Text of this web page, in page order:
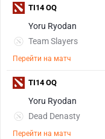
Yoru Ryodan
Team Slayers
Перейти на матч
TI14 OQ
Yoru Ryodan
Dead Denasty
Перейти на матч
TI14 OQ